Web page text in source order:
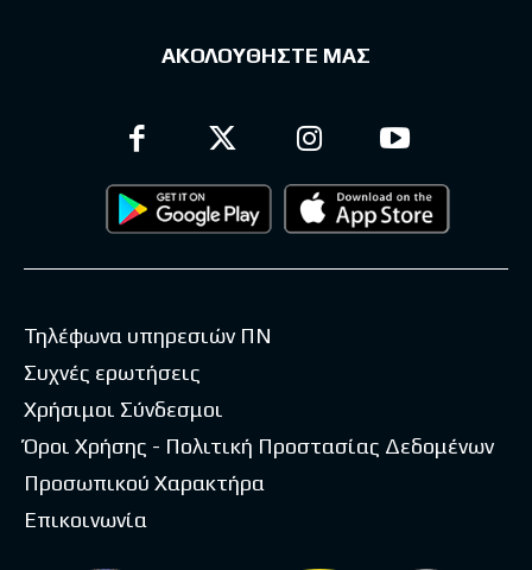
ΑΚΟΛΟΥΘΗΣΤΕ ΜΑΣ
Τηλέφωνα υπηρεσιών ΠΝ
Συχνές ερωτήσεις
Χρήσιμοι Σύνδεσμοι
Όροι Χρήσης - Πολιτική Προστασίας Δεδομένων
Προσωπικού Χαρακτήρα
Επικοινωνία